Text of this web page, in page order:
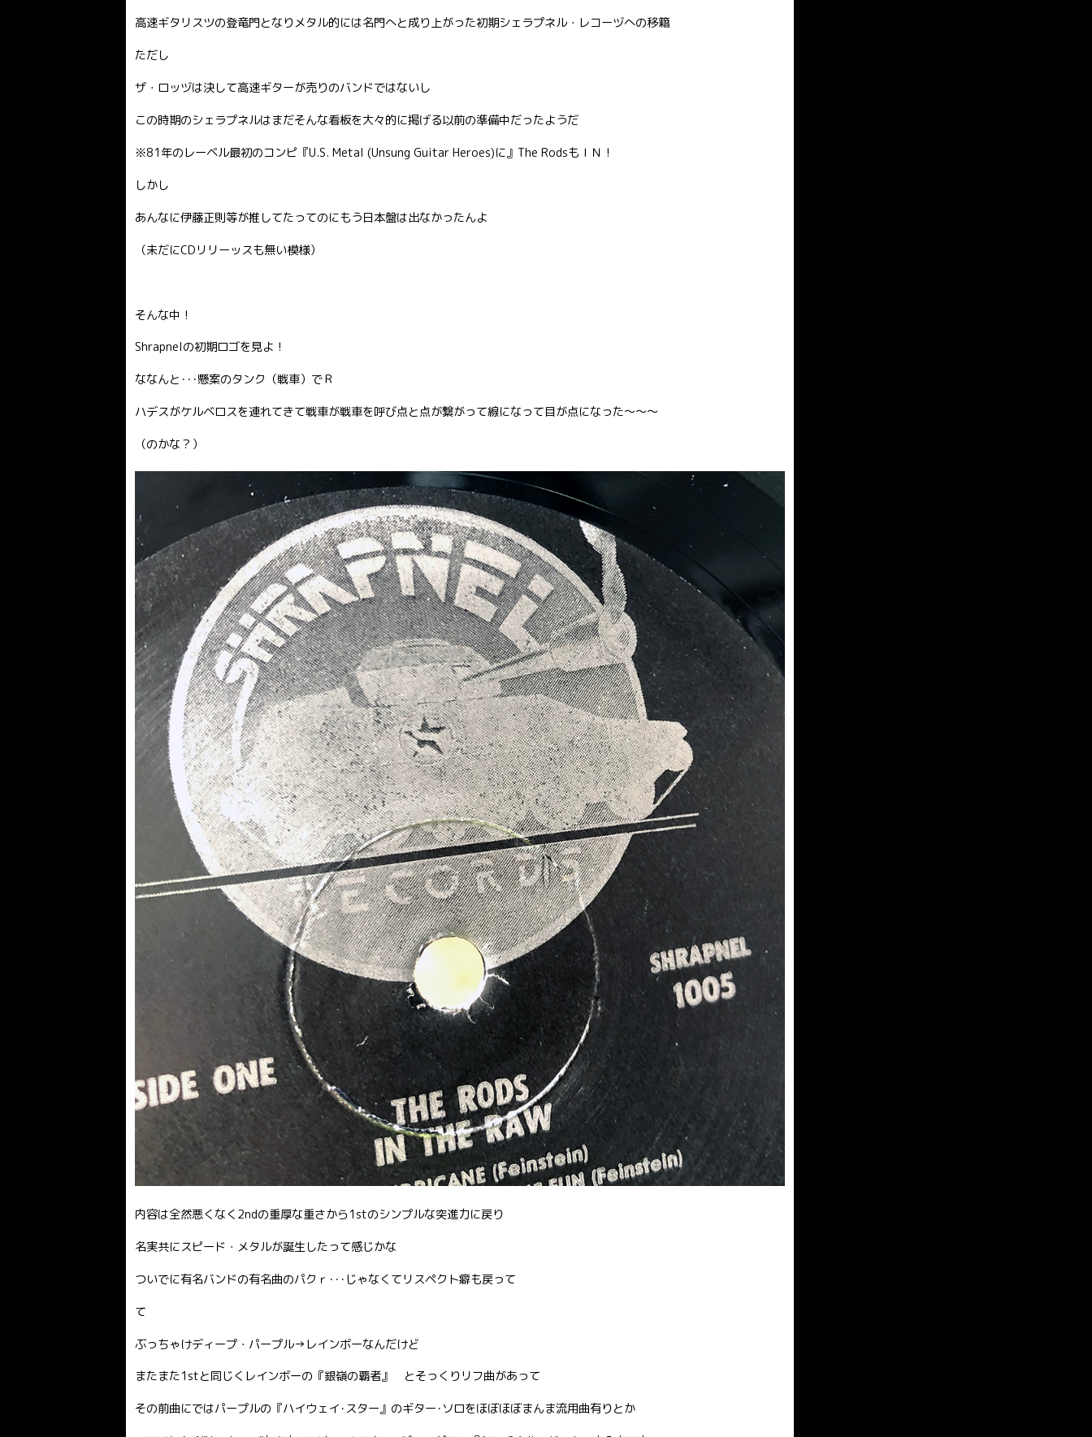
高速ギタリスツの登竜門となりメタル的には名門へと成り上がった初期シェラプネル・レコーヅへの移籍
ただし
ザ・ロッヅは決して高速ギターが売りのバンドではないし
この時期のシェラプネルはまだそんな看板を大々的に掲げる以前の準備中だったようだ
※81年のレーベル最初のコンピ『U.S. Metal (Unsung Guitar Heroes)に』The RodsもＩＮ！
しかし
あんなに伊藤正則等が推してたってのにもう日本盤は出なかったんよ
（未だにCDリリーッスも無い模様）
そんな中！
Shrapnelの初期ロゴを見よ！
ななんと･･･懸案のタンク（戦車）でＲ
ハデスがケルベロスを連れてきて戦車が戦車を呼び点と点が繋がって線になって目が点になった〜〜〜
（のかな？）
内容は全然悪くなく2ndの重厚な重さから1stのシンプルな突進力に戻り
名実共にスピード・メタルが誕生したって感じかな
ついでに有名バンドの有名曲のパクｒ･･･じゃなくてリスペクト癖も戻って
て
ぶっちゃけディープ・パープル→レインボーなんだけど
またまた1stと同じくレインボーの『銀嶺の覇者』 とそっくりリフ曲があって
その前曲にではパープルの『ハイウェイ･スター』のギター･ソロをほぼほぼまんま流用曲有りとか